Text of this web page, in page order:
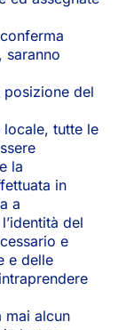
saranno
del
locale, tutte le
la
in
a
del
e
e delle
mai alcun